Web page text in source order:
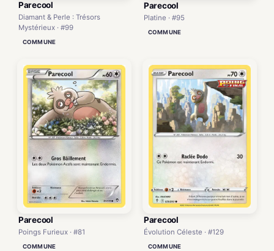
Parecool
Diamant & Perle : Trésors
Mystérieux · #99
COMMUNE
Parecool
Platine · #95
COMMUNE
Parecool
Poings Furieux · #81
COMMUNE
Parecool
Évolution Céleste · #129
COMMUNE